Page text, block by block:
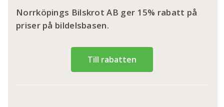
Norrköpings Bilskrot AB ger 15% rabatt på
priser på bildelsbasen.
Till rabatten